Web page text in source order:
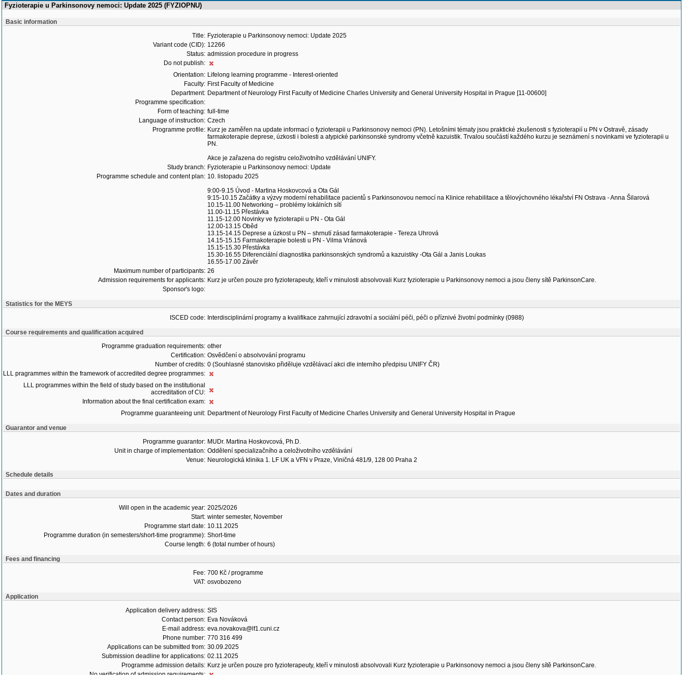
Fyzioterapie u Parkinsonovy nemoci: Update 2025 (FYZIOPNU)
Basic information
Title: Fyzioterapie u Parkinsonovy nemoci: Update 2025
Variant code (CID): 12266
Status: admission procedure in progress
Do not publish:
Orientation: Lifelong learning programme - Interest-oriented
Faculty: First Faculty of Medicine
Department: Department of Neurology First Faculty of Medicine Charles University and General University Hospital in Prague [11-00600]
Programme specification:
Form of teaching: full-time
Language of instruction: Czech
Programme profile: Kurz je zaměřen na update informací o fyzioterapii u Parkinsonovy nemoci (PN). Letošními tématy jsou praktické zkušenosti s fyzioterapií u PN v Ostravě, zásady
farmakoterapie deprese, úzkosti i bolesti a atypické parkinsonské syndromy včetně kazuistik. Trvalou součástí každého kurzu je seznámení s novinkami ve fyzioterapii u
PN.
Akce je zařazena do registru celoživotního vzdělávání UNIFY.
Study branch: Fyzioterapie u Parkinsonovy nemoci: Update
Programme schedule and content plan: 10. listopadu 2025
9:00-9.15 Úvod - Martina Hoskovcová a Ota Gál
9:15-10.15 Začátky a výzvy moderní rehabilitace pacientů s Parkinsonovou nemocí na Klinice rehabilitace a tělovýchovného lékařství FN Ostrava - Anna Šilarová
10.15-11.00 Networking – problémy lokálních sítí
11.00-11.15 Přestávka
11.15-12.00 Novinky ve fyzioterapii u PN - Ota Gál
12.00-13.15 Oběd
13.15-14.15 Deprese a úzkost u PN – shrnutí zásad farmakoterapie - Tereza Uhrová
14.15-15.15 Farmakoterapie bolesti u PN - Vilma Vránová
15.15-15.30 Přestávka
15.30-16.55 Diferenciální diagnostika parkinsonských syndromů a kazuistiky -Ota Gál a Janis Loukas
16.55-17.00 Závěr
Maximum number of participants: 26
Admission requirements for applicants: Kurz je určen pouze pro fyzioterapeuty, kteří v minulosti absolvovali Kurz fyzioterapie u Parkinsonovy nemoci a jsou členy sítě ParkinsonCare.
Sponsor's logo:
Statistics for the MEYS
ISCED code: Interdisciplinární programy a kvalifikace zahrnující zdravotní a sociální péči, péči o příznivé životní podmínky (0988)
Course requirements and qualification acquired
Programme graduation requirements: other
Certification: Osvědčení o absolvování programu
Number of credits: 0 (Souhlasné stanovisko přiděluje vzdělávací akci dle interního předpisu UNIFY ČR)
LLL pragrammes within the framework of accredited degree programmes:
LLL programmes within the field of study based on the institutional
accreditation of CU:
Information about the final certification exam:
Programme guaranteeing unit: Department of Neurology First Faculty of Medicine Charles University and General University Hospital in Prague
Guarantor and venue
Programme guarantor: MUDr. Martina Hoskovcová, Ph.D.
Unit in charge of implementation: Oddělení specializačního a celoživotního vzdělávání
Venue: Neurologická klinika 1. LF UK a VFN v Praze, Viničná 481/9, 128 00 Praha 2
Schedule details
Dates and duration
Will open in the academic year: 2025/2026
Start: winter semester, November
Programme start date: 10.11.2025
Programme duration (in semesters/short-time programme): Short-time
Course length: 6 (total number of hours)
Fees and financing
Fee: 700 Kč / programme
VAT: osvobozeno
Application
Application delivery address: SIS
Contact person: Eva Nováková
E-mail address: eva.novakova@lf1.cuni.cz
Phone number: 770 316 499
Applications can be submitted from: 30.09.2025
Submission deadline for applications: 02.11.2025
Programme admission details: Kurz je určen pouze pro fyzioterapeuty, kteří v minulosti absolvovali Kurz fyzioterapie u Parkinsonovy nemoci a jsou členy sítě ParkinsonCare.
No verification of admission requirements: